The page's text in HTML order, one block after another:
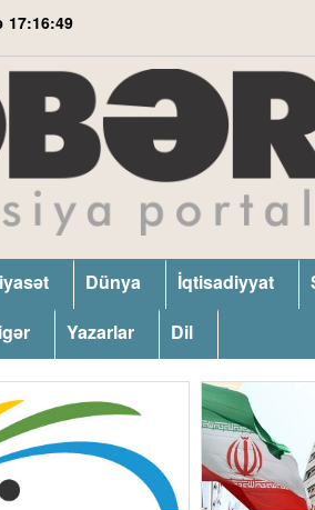
17:16:50
Dünya İqtisadiyyat
Yazarlar Dil